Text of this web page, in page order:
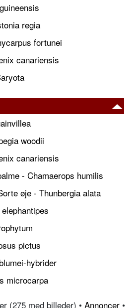
regia
fortunei
canariensis
woodii
canariensis
- Chamaerops humilis
øje - Thunbergia alata
pictus
hybrider
microcarpa
(275 med billeder) • Annoncer •